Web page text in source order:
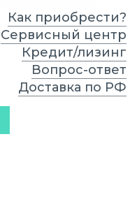
Как приобрести?
Сервисный центр
Кредит/лизинг
Вопрос-ответ
Доставка по РФ